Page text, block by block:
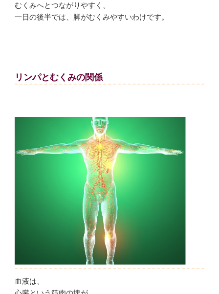
むくみへとつながりやすく、
一日の後半では、脚がむくみやすいわけです。
リンパとむくみの関係
血液は、